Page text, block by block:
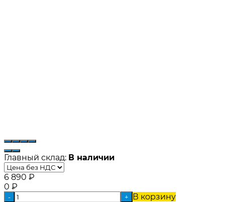
Главный склад: В наличии
6 890 ₽
0 ₽
- +
В корзину